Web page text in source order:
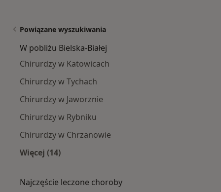
Powiązane wyszukiwania
W pobliżu Bielska-Białej
Chirurdzy w Katowicach
Chirurdzy w Tychach
Chirurdzy w Jaworznie
Chirurdzy w Rybniku
Chirurdzy w Chrzanowie
Więcej (14)
Najczęście leczone choroby